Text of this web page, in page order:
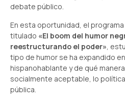
debate público.
En esta oportunidad, el
titulado «El boom del humor
reestructurando el poder» ,
tipo de humor se ha expandido
hispanohablante y de qué
socialmente aceptable, lo
pública.